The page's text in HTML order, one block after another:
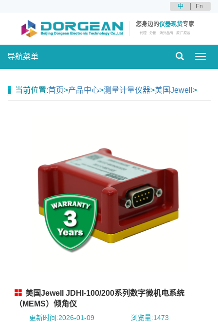
中 En
您身边的仪器现货专家
代理 分销 海外品牌 原厂原装
导航菜单
当前位置:首页>产品中心>测量计量仪器>美国Jewell >
美国Jewell JDHI-100/200系列数字微机电系统
（MEMS）倾角仪
更新时间:2026-01-09 浏览量:1473